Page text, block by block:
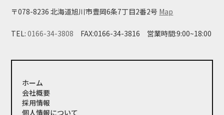
ホーム
会社概要
採用情報
個人情報について
〒078-8236 北海道旭川市豊岡6条7丁目2番2号 Map
TEL:0166-34-3808 FAX:0166-34-3816 営業時間:9:00~18:00